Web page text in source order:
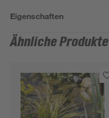
Eigenschaften
Ähnliche Produkte